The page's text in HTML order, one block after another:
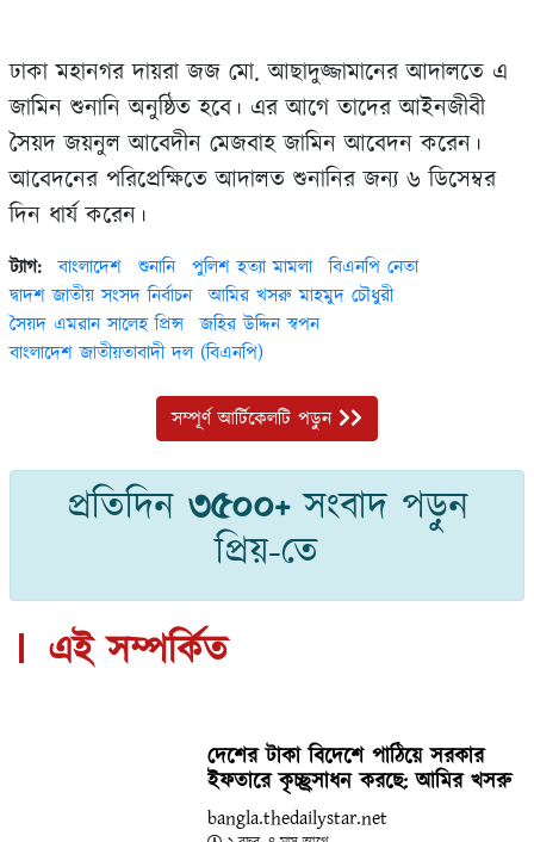
ঢাকা মহানগর দায়রা জজ মো. আছাদুজ্জামানের আদালতে এ
জামিন শুনানি অনুষ্ঠিত হবে। এর আগে তাদের আইনজীবী
সৈয়দ জয়নুল আবেদীন মেজবাহ জামিন আবেদন করেন।
আবেদনের পরিপ্রেক্ষিতে আদালত শুনানির জন্য ৬ ডিসেম্বর
দিন ধার্য করেন।
ট্যাগ: বাংলাদেশ শুনানি পুলিশ হত্যা মামলা
বিএনপি নেতা
দ্বাদশ জাতীয় সংসদ নির্বাচন
আমির খসরু মাহমুদ চৌধুরী
সৈয়দ এমরান সালেহ প্রিন্স
জহির উদ্দিন স্বপন
বাংলাদেশ জাতীয়তাবাদী দল (বিএনপি)
সম্পূর্ণ আর্টিকেলটি পড়ুন
প্রতিদিন ৩৫০০+সংবাদ পড়ুন
প্রিয়-তে
এই সম্পর্কিত
দেশের টাকা বিদেশে পাঠিয়ে সরকার
ইফতারে কৃচ্ছ্রসাধন করছে: আমির খসরু
bangla.thedailystar.net